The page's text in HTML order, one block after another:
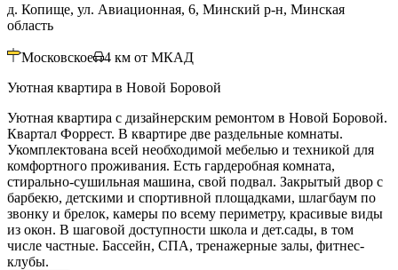
д. Копище, ул. Авиационная, 6, Минский р-н, Минская
область
Московское 4 км от МКАД
Уютная квартира в Новой Боровой
Уютная квартира с дизайнерским ремонтом в Новой Боровой.
Квартал Форрест. В квартире две раздельные комнаты.
Укомплектована всей необходимой мебелью и техникой для
комфортного проживания. Есть гардеробная комната,
стирально-сушильная машина, свой подвал. Закрытый двор с
барбекю, детскими и спортивной площадками, шлагбаум по
звонку и брелок, камеры по всему периметру, красивые виды
из окон. В шаговой доступности школа и дет.сады, в том
числе частные. Бассейн, СПА, тренажерные залы, фитнес-
клубы.